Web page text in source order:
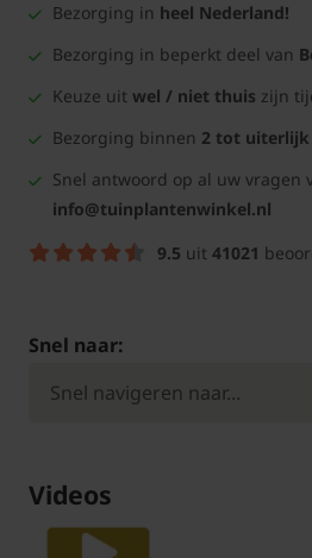
Bezorging in heel Nederland!
Bezorging in beperkt deel van
Keuze uit wel / niet thuis zijn
Bezorging binnen 2 tot uiterlijk
Snel antwoord op al uw vragen
info@tuinplantenwinkel.nl
9.5 uit 41021
Snel naar:
Videos